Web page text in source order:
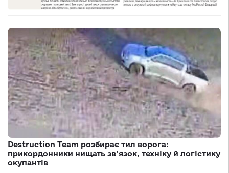
Destruction Team розбирає тил ворога:
прикордонники нищать зв’язок, техніку й логістику
окупантів